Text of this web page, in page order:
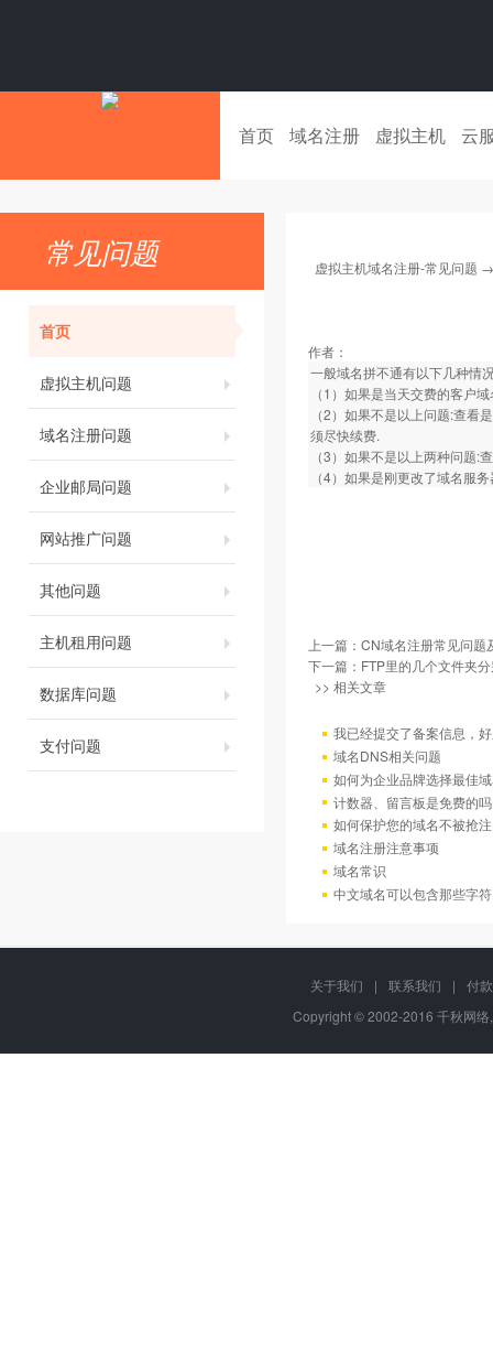
首页 域名注册 虚拟主机 云
常见问题
首页
虚拟主机问题
域名注册问题
企业邮局问题
网站推广问题
其他问题
主机租用问题
数据库问题
支付问题
虚拟主机域名注册-常见问题
作者：
一般域名拼不通有以下几种情
（1）如果是当天交费的客户
（2）如果不是以上问题:查看
须尽快续费.
（3）如果不是以上两种问题:
（4）如果是刚更改了域名服
上一篇： CN域名注册常见问题
下一篇： FTP里的几个文件夹
>> 相关文章
我已经提交了备案信息，
域名DNS相关问题
如何为企业品牌选择最佳
计数器、留言板是免费的
如何保护您的域名不被抢注
域名注册注意事项
域名常识
中文域名可以包含那些字
关于我们 | 联系我们 |
付
Copyright © 2002-2016 千秋网